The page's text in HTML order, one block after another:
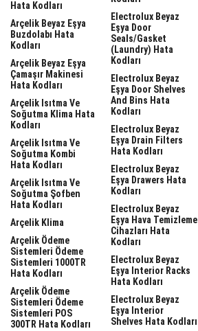
Hata Kodları
Arçelik Beyaz Eşya
Buzdolabı Hata
Kodları
Arçelik Beyaz Eşya
Çamaşır Makinesi
Hata Kodları
Arçelik Isıtma Ve
Soğutma Klima Hata
Kodları
Arçelik Isıtma Ve
Soğutma Kombi
Hata Kodları
Arçelik Isıtma Ve
Soğutma Şofben
Hata Kodları
Arçelik Klima
Arçelik Ödeme
Sistemleri Ödeme
Sistemleri 1000TR
Hata Kodları
Arçelik Ödeme
Sistemleri Ödeme
Sistemleri POS
300TR Hata Kodları
Electrolux Beyaz
Eşya Door
Seals/gasket
(laundry) Hata
Kodları
Electrolux Beyaz
Eşya Door Shelves
And Bins Hata
Kodları
Electrolux Beyaz
Eşya Drain Filters
Hata Kodları
Electrolux Beyaz
Eşya Drawers Hata
Kodları
Electrolux Beyaz
Eşya Hava Temizleme
Cihazları Hata
Kodları
Electrolux Beyaz
Eşya Interior Racks
Hata Kodları
Electrolux Beyaz
Eşya Interior
Shelves Hata Kodları